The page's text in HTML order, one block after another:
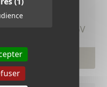
Ref.406V